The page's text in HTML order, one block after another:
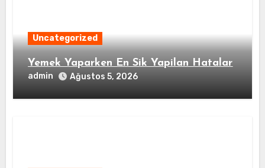
Uncategorized
Yemek Yaparken En Sik Yapilan Hatalar
admin Ağustos 5, 2026